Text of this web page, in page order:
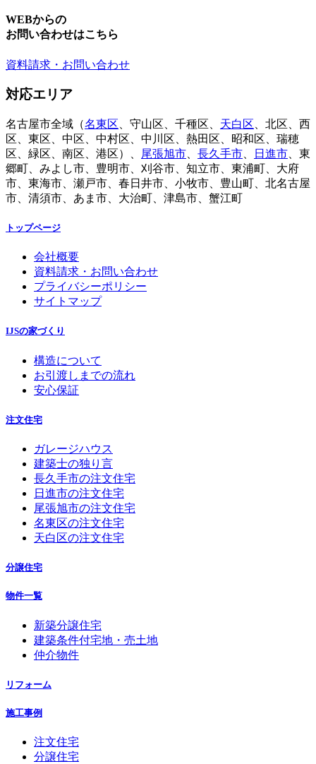
WEBからの
お問い合わせはこちら
資料請求・お問い合わせ
対応エリア
名古屋市全域（名東区 、守山区、千種区、 天白区 、北区、西
区、東区、中区、中村区、中川区、熱田区、昭和区、瑞穂
区、緑区、南区、港区）、
尾張旭市 長久手市 日進市 、東
郷町、みよし市、豊明市、刈谷市、知立市、東浦町、大府
市、東海市、瀬戸市、春日井市、小牧市、豊山町、北名古屋
市、清須市、あま市、大治町、津島市、蟹江町
トップページ
会社概要
資料請求・お問い合わせ
プライバシーポリシー
サイトマップ
IJSの家づくり
構造について
お引渡しまでの流れ
安心保証
注文住宅
ガレージハウス
建築士の独り言
長久手市の注文住宅
日進市の注文住宅
尾張旭市の注文住宅
名東区の注文住宅
天白区の注文住宅
分譲住宅
物件一覧
新築分譲住宅
建築条件付宅地・売土地
仲介物件
リフォーム
施工事例
注文住宅
分譲住宅